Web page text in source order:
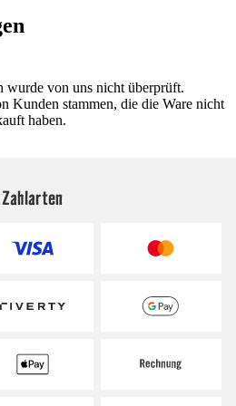
wurde von uns nicht überprüft.
Kunden stammen, die die Ware nicht
haben.
Zahlarten